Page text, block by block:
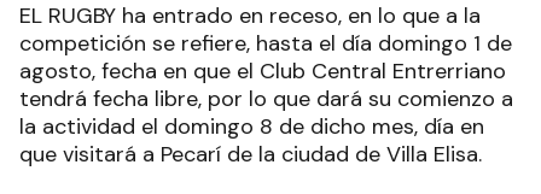
EL RUGBY ha entrado en receso, en lo que a la
competición se refiere, hasta el día domingo 1 de
agosto, fecha en que el Club Central Entrerriano
tendrá fecha libre, por lo que dará su comienzo a
la actividad el domingo 8 de dicho mes, día en
que visitará a Pecarí de la ciudad de Villa Elisa.